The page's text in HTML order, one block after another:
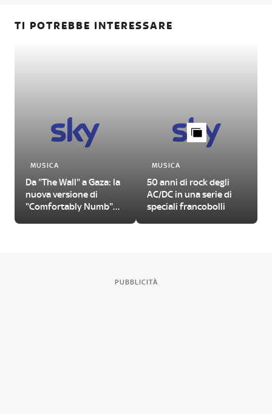
TI POTREBBE INTERESSARE
MUSICA
Da "The Wall" a Gaza: la
nuova versione di
"Comfortably Numb"
MUSICA
50 anni di rock degli
AC/DC in una serie di
speciali francobolli
PUBBLICITÀ